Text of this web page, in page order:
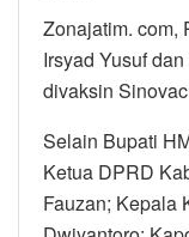
Zonajatim. com,
Irsyad Yusuf
divaksin
Selain Bupati
Ketua DPRD
Fauzan; Kepala